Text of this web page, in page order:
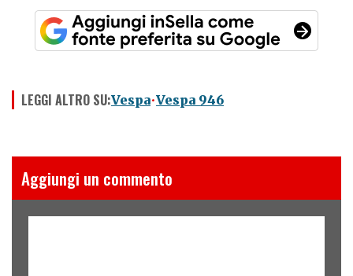
LEGGI ALTRO SU:Vespa Vespa 946
Aggiungi un commento